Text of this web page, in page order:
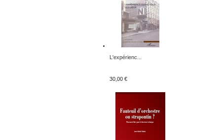
L'expérienc...
30,00 €